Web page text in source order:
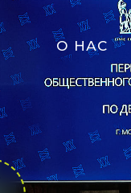
О НАС